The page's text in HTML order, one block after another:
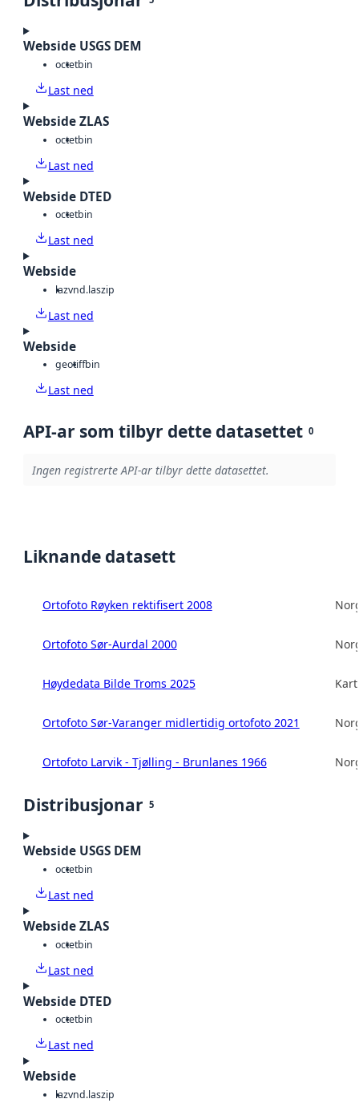
Webside USGS DEM
octetbin
Last ned
Webside ZLAS
octetbin
Last ned
Webside DTED
octetbin
Last ned
Webside
lazvnd.laszip
Last ned
Webside
geotiffbin
Last ned
API-ar som tilbyr dette datasettet 0
Ingen registrerte API-ar tilbyr dette datasettet.
Liknande datasett
Ortofoto Røyken rektifisert 2008
Ortofoto Sør-Aurdal 2000
Høydedata Bilde Troms 2025
Ortofoto Sør-Varanger midlertidig ortofoto 2021
Ortofoto Larvik - Tjølling - Brunlanes 1966
Distribusjonar 5
Webside USGS DEM
octetbin
Last ned
Webside ZLAS
octetbin
Last ned
Webside DTED
octetbin
Last ned
Webside
lazvnd.laszip